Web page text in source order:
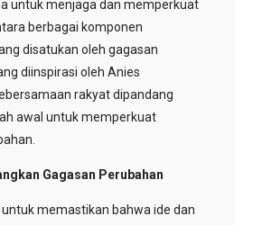
untuk menjaga dan memperkuat
berbagai komponen
disatukan oleh gagasan
diinspirasi oleh Anies
rakyat dipandang
awal untuk memperkuat
Gagasan Perubahan
memastikan bahwa ide dan